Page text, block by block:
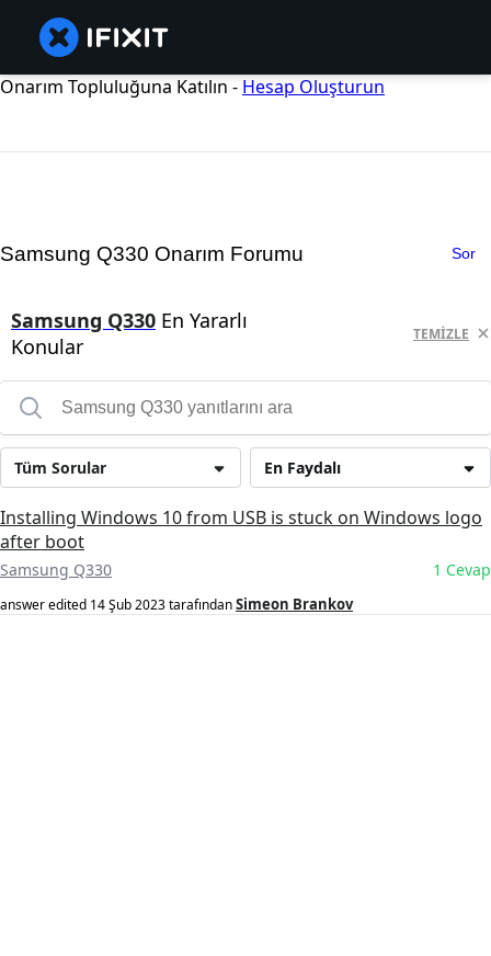
Onarım Topluluğuna Katılın - Hesap Oluşturun
Samsung Q330 Onarım Forumu Sor
Samsung Q330 En Yararlı
Konular
TEMIZLE
En Faydalı
Tüm Sorular
Installing Windows 10 from USB is stuck on Windows logo
after boot
Samsung Q330 1 Cevap
answer edited 14 Şub 2023tarafındanSimeon Brankov